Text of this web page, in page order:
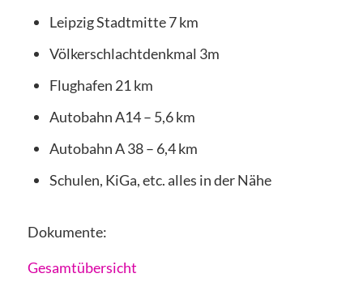
Leipzig Stadtmitte 7 km
Völkerschlachtdenkmal 3m
Flughafen 21 km
Autobahn A14 – 5,6 km
Autobahn A 38 – 6,4 km
Schulen, KiGa, etc. alles in der Nähe
Dokumente:
Gesamtübersicht